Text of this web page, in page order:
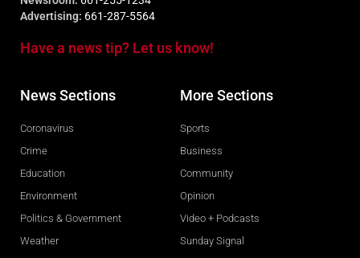
Advertising: 661-287-5564
Have a news tip? Let us know!
News Sections
Coronavirus
Crime
Education
Environment
Politics & Government
Weather
More Sections
Sports
Business
Community
Opinion
Video + Podcasts
Sunday Signal